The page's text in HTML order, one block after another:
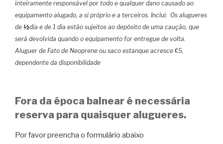
inteiramente responsável por todo e qualquer dano causado ao
equipamento alugado, a si próprio e a terceiros. Inclui: Os alugueres
de ½dia e de 1 dia estão sujeitos ao depósito de uma caução, que
será devolvida quando o equipamento for entregue de volta.
Aluguer de Fato de Neoprene ou saco estanque acresce €5,
dependente da disponibilidade
Fora da época balnear é necessária
reserva para quaisquer alugueres.
Por favor preencha o formulário abaixo